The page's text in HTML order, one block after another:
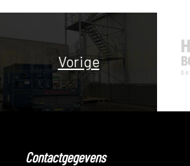
Vorige
Contactgegevens